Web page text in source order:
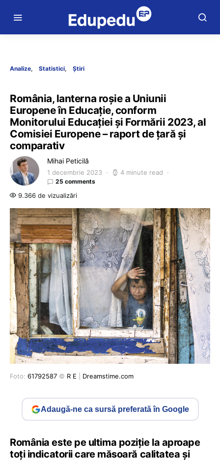
Analize Statistici Știri
România, lanterna roșie a Uniunii
Europene în Educație, conform
Monitorului Educației și Formării 2023, al
Comisiei Europene – raport de țară și
comparativ
Mihai Peticilă
1 decembrie 2023 4 minute read
25 comments
9.366 de vizualizări
Foto: 61792587 © R E Dreamstime.com
Adaugă-ne ca sursă preferată în Google
România este pe ultima poziție la aproape
toți indicatorii care măsoară calitatea și